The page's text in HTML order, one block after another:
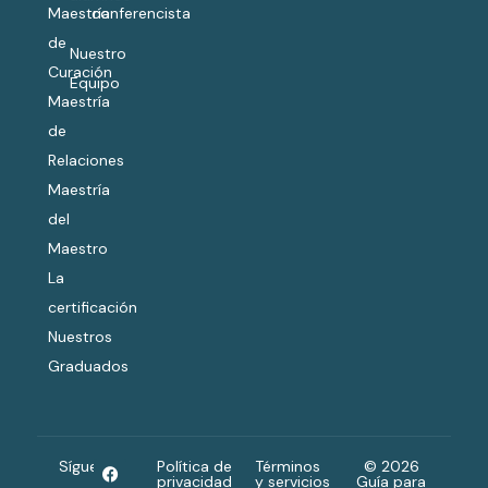
Maestría
de
Curación
Maestría
de
Relaciones
Maestría
del
Maestro
La
certificación
Nuestros
Graduados
Nuestro
Equipo
conferencista
© 2026
Guía para
Síguenos Política de
privacidad
Términos
y servicios